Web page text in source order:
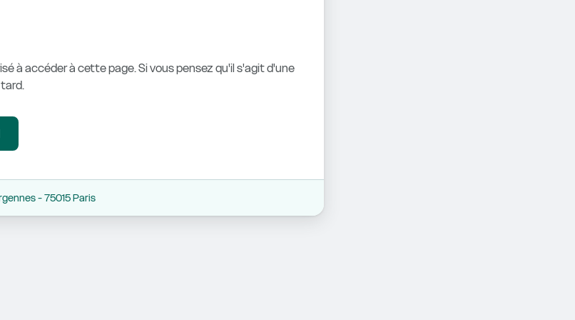
à accéder à cette page. Si vous pensez qu'il s'agit d'une
- 75015 Paris